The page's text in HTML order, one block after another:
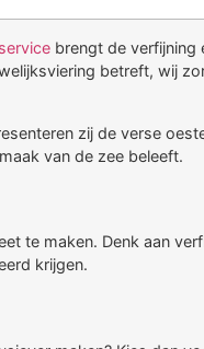
brengt de verfijning
betreft, wij
zij de verse
van de zee beleeft.
te maken. Denk aan
krijgen.